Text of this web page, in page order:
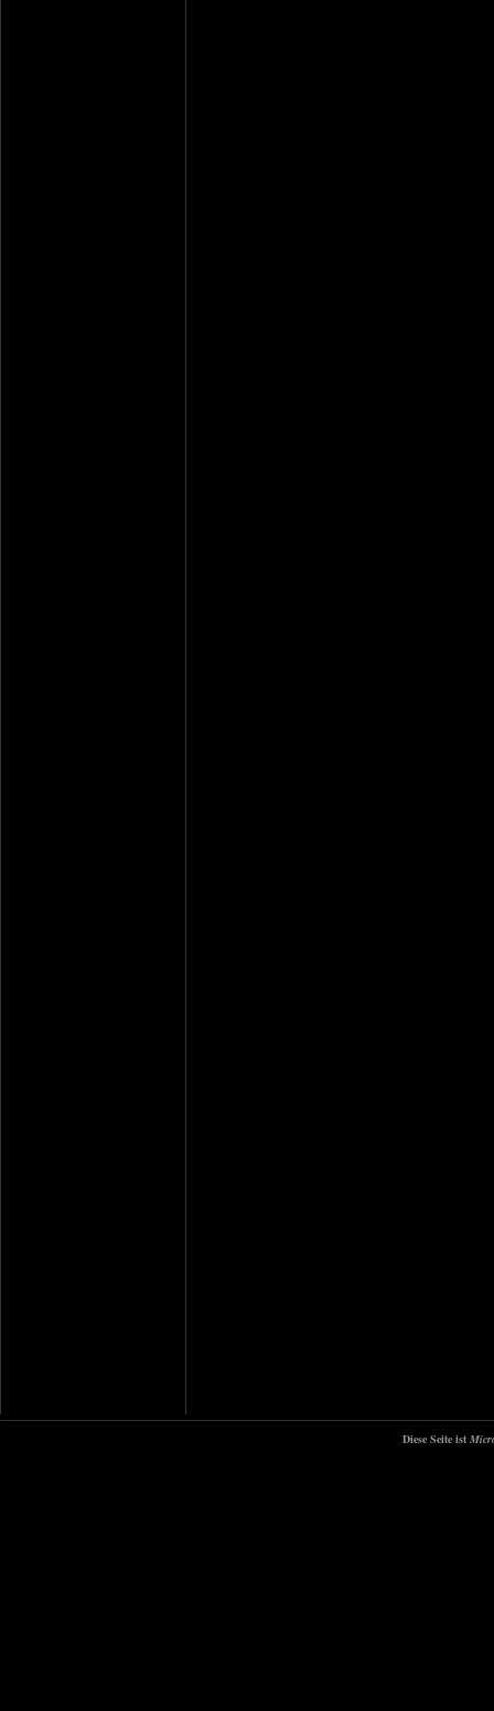
Diese Seite ist